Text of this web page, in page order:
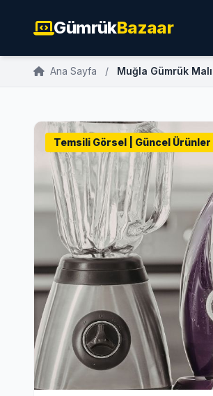
GümrükBazaar
Ana Sayfa / Muğla Gümrük
Temsili Görsel | Güncel